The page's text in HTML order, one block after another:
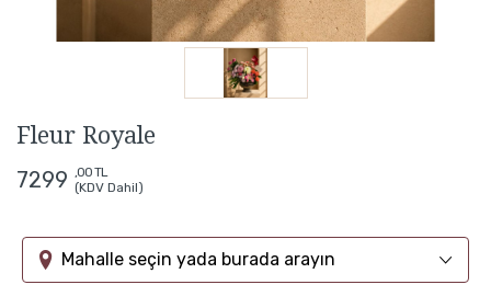
Fleur Royale
7299 ,00 TL
(KDV Dahil)
Mahalle seçin yada burada arayın